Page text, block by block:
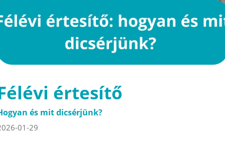
értesítő
és mit dicsérjünk?
01-29